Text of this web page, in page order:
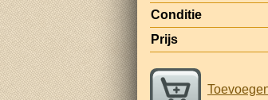
Conditie
Prijs